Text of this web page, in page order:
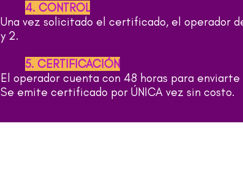
4. CONTROL
Una vez solicitado el certificado, el operador
y 2.
5. CERTIFICACIÓN
El operador cuenta con 48 horas para
Se emite certificado por ÚNICA vez sin costo.